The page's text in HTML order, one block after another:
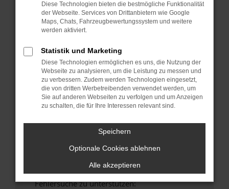
Starte dein Gerät neu.
Das kann manchmal helfen, vorübergehende
Probleme zu beheben.
Betriebssystem auf dem neuesten Stand
sind.
Veraltete Software birgt nicht nur ein
Sicherheitsrisiko, sondern kann auch dazu
führen, dass bestimmte Funktionen nicht mehr
unterstützt werden.
Wende dich an den Webseitenbetreiber.
Wenn du alle oben genannten Schritte versucht
hast, kontaktiere uns bitte. Wir werden
versuchen, das Problem zu beheben. Du kannst
uns diesen Text schicken, um uns bei der
Fehlersuche zu unterstützen:
Diese Technologien bieten die bestmögliche Funktionalität
der Webseite. Services von Drittanbietern wie Google
Maps, Chats, Fahrzeugbewertungssystem und weitere
werden aktiviert.
Statistik und Marketing
Diese Technologien ermöglichen es uns, die Nutzung der
Webseite zu analysieren, um die Leistung zu messen und
zu verbessern. Zudem werden Technologien eingesetzt,
die von dritten Werbetreibenden verwendet werden, um
Sie auf anderen Webseiten zu verfolgen und um Anzeigen
zu schalten, die für Ihre Interessen relevant sind.
Speichern
Optionale Cookies ablehnen
Alle akzeptieren